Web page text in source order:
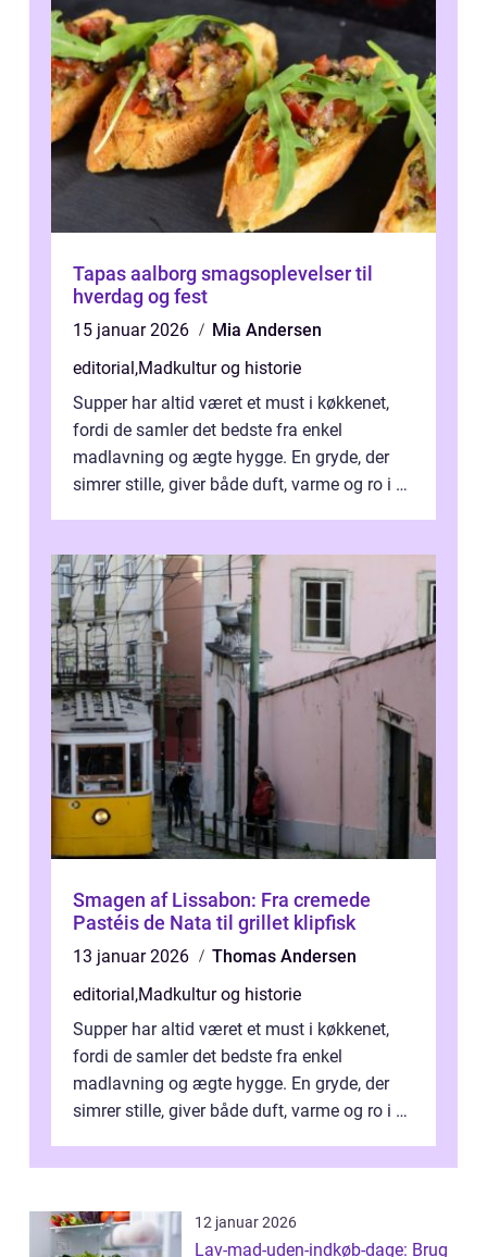
Tapas aalborg smagsoplevelser til
hverdag og fest
15 januar 2026
Mia Andersen
editorial ,Madkultur og historie
Supper har altid været et must i køkkenet,
fordi de samler det bedste fra enkel
madlavning og ægte hygge. En gryde, der
simrer stille, giver både duft, varme og ro i en
Smagen af Lissabon: Fra cremede
Pastéis de Nata til grillet klipfisk
13 januar 2026
Thomas Andersen
editorial ,Madkultur og historie
Supper har altid været et must i køkkenet,
fordi de samler det bedste fra enkel
madlavning og ægte hygge. En gryde, der
simrer stille, giver både duft, varme og ro i en
12 januar 2026
Lav-mad-uden-indkøb-dage: Brug